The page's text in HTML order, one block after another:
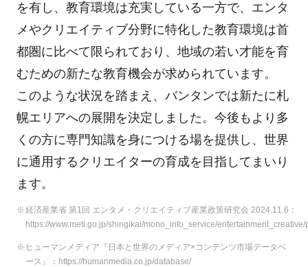
を有し、教育環境は充実している一方で、エンタ
メやクリエイティブ分野に特化した教育環境は首
都圏に比べて限られており、地域の若い才能を育
むための新たな教育機会が求められています。
このような状況を踏まえ、バンタンでは新たに札
幌エリアへの展開を決定しました。今後もより多
くの方に専門知識を身につける場を提供し、世界
に通用するクリエイターの育成を目指してまいり
ます。
経済産業省 第1回 エンタメ・クリエイティブ産業政策研究会 2024.11.6：
https://www.meti.go.jp/shingikai/mono_info_service/
ヒューマンメディア『日本と世界のメディア×コンテンツ市場データベ
ース』：https://humanmedia.co.jp/database/